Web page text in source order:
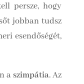
persze, hogy
jobban tudsz
esendőségét,
aszimpátia. Az